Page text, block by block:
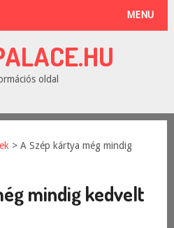
MENU
oldal
> A Szép kártya még mindig
mindig kedvelt